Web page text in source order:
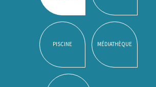
PISCINE MÉDIATHÈQUE